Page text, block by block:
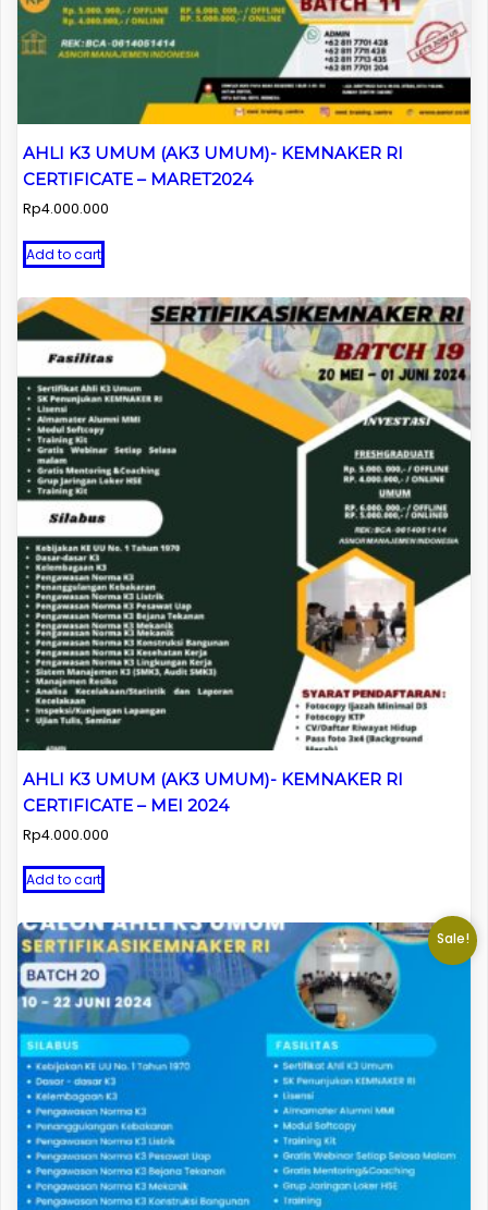
AHLI K3 UMUM (AK3 UMUM)- KEMNAKER RI
CERTIFICATE – MARET2024
Rp4.000.000
Add to cart
AHLI K3 UMUM (AK3 UMUM)- KEMNAKER RI
CERTIFICATE – MEI 2024
Rp4.000.000
Add to cart
Sale!